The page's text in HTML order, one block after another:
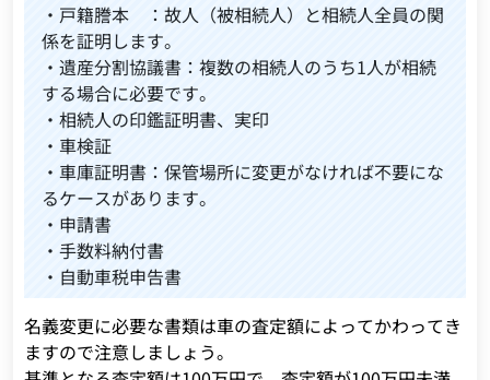
・戸籍謄本 ：故人（被相続人）と相続人全員の関
係を証明します。
・遺産分割協議書：複数の相続人のうち1人が相続
する場合に必要です。
・相続人の印鑑証明書、実印
・車検証
・車庫証明書：保管場所に変更がなければ不要にな
るケースがあります。
・申請書
・手数料納付書
・自動車税申告書
名義変更に必要な書類は車の査定額によってかわってき
ますので注意しましょう。